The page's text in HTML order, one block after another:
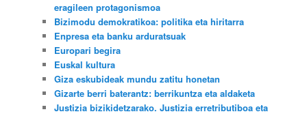
eragileen protagonismoa
Bizimodu demokratikoa: politika eta hiritarra
Enpresa eta banku arduratsuak
Europari begira
Euskal kultura
Giza eskubideak mundu zatitu honetan
Gizarte berri baterantz: berrikuntza eta aldaketa
Justizia bizikidetzarako. Justizia erretributiboa eta